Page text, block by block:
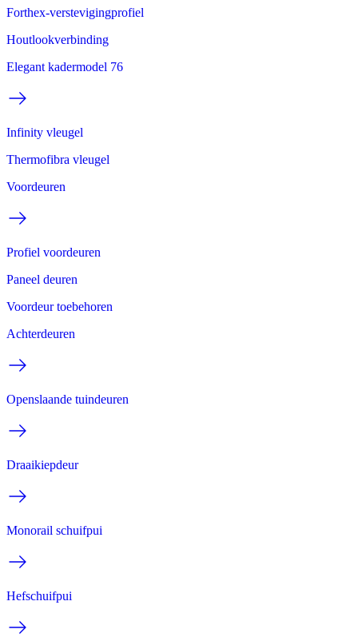
Forthex-verstevigingprofiel
Houtlookverbinding
Elegant kadermodel 76
Infinity vleugel
Thermofibra vleugel
Voordeuren
Profiel voordeuren
Paneel deuren
Voordeur toebehoren
Achterdeuren
Openslaande tuindeuren
Draaikiepdeur
Monorail schuifpui
Hefschuifpui